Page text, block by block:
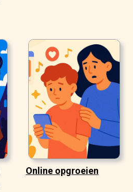
Online opgroeien